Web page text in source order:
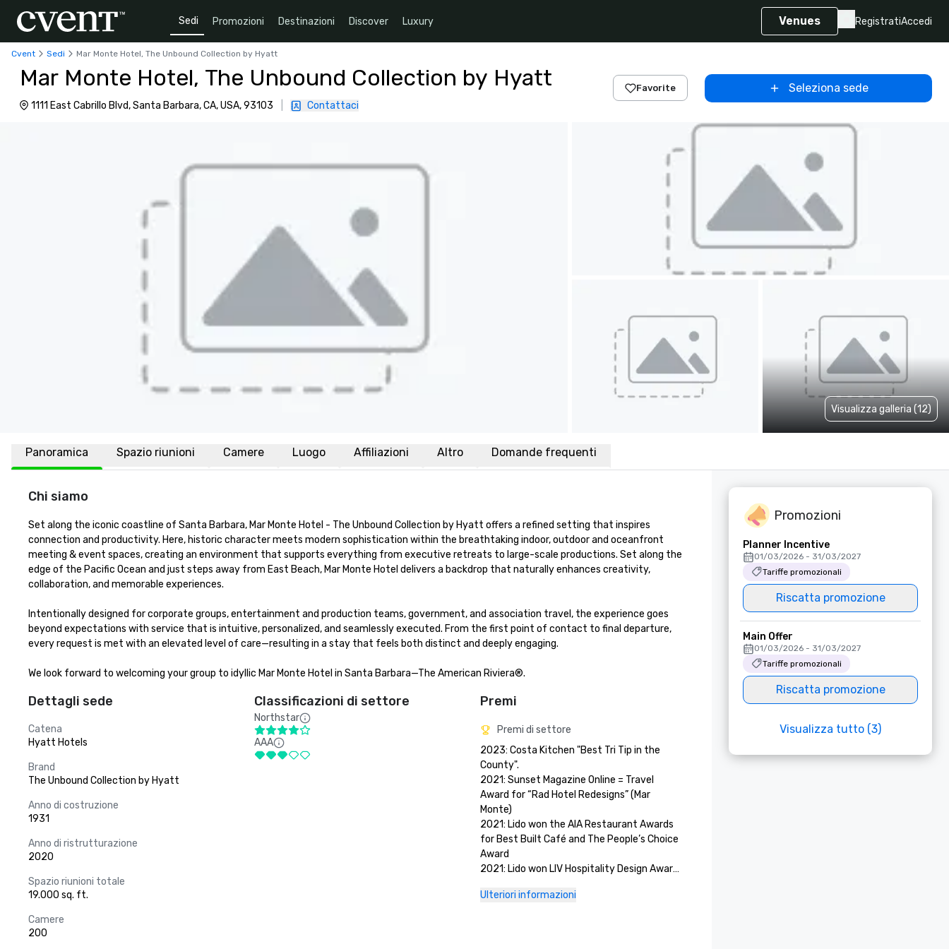
Sedi Promozioni Destinazioni Discover Luxury Venues RegistratiAccedi
Cvent Sedi Mar Monte Hotel, The Unbound Collection by Hyatt
Mar Monte Hotel, The Unbound Collection by Hyatt
1111 East Cabrillo Blvd, Santa Barbara, CA, USA, 93103 Contattaci
Favorite Seleziona sede
Visualizza galleria (12)
Panoramica Spazio riunioni Camere Luogo Affiliazioni Altro Domande frequenti
Chi siamo
Set along the iconic coastline of Santa Barbara, Mar Monte Hotel - The Unbound Collection by Hyatt offers a refined setting that inspires
connection and productivity. Here, historic character meets modern sophistication within the breathtaking indoor, outdoor and oceanfront
meeting & event spaces, creating an environment that supports everything from executive retreats to large-scale productions. Set along the
edge of the Pacific Ocean and just steps away from East Beach, Mar Monte Hotel delivers a backdrop that naturally enhances creativity,
collaboration, and memorable experiences.
Intentionally designed for corporate groups, entertainment and production teams, government, and association travel, the experience goes
beyond expectations with service that is intuitive, personalized, and seamlessly executed. From the first point of contact to final departure,
every request is met with an elevated level of care—resulting in a stay that feels both distinct and deeply engaging.
We look forward to welcoming your group to idyllic Mar Monte Hotel in Santa Barbara—The American Riviera®.
Dettagli sede
Catena
Hyatt Hotels
Brand
The Unbound Collection by Hyatt
Anno di costruzione
1931
Anno di ristrutturazione
2020
Spazio riunioni totale
19.000 sq. ft.
Camere
200
Classificazioni di settore
Northstar
AAA
Premi
Premi di settore
2023: Costa Kitchen "Best Tri Tip in the
County".
2021: Sunset Magazine Online = Travel
Award for “Rad Hotel Redesigns” (Mar
Monte)
2021: Lido won the AIA Restaurant Awards
for Best Built Café and The People’s Choice
Award
2021: Lido won LIV Hospitality Design Awards
2021: Lido was a finalist for Hospitality
Ulteriori informazioni
Promozioni
Planner Incentive
01/03/2026 - 31/03/2027
Tariffe promozionali
Riscatta promozione
Main Offer
01/03/2026 - 31/03/2027
Tariffe promozionali
Riscatta promozione
Visualizza tutto (3)